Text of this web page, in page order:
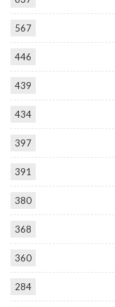
567
446
439
434
397
391
380
368
360
284